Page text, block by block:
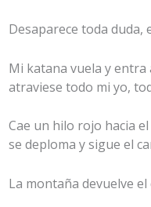
Desaparece toda duda,
Mi katana vuela y entra
atraviese todo mi yo,
Cae un hilo rojo hacia
se deploma y sigue el
La montaña devuelve